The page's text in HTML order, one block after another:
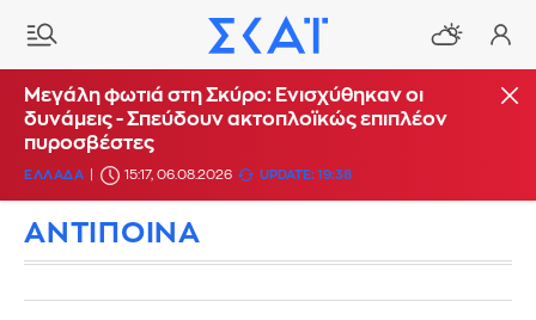
Μεγάλη φωτιά στη Σκύρο: Ενισχύθηκαν οι
δυνάμεις - Σπεύδουν ακτοπλοϊκώς επιπλέον
πυροσβέστες
ΕΛΛΑΔΑ 15:17, 06.08.2026 UPDATE: 19:38
ΑΝΤΙΠΟΙΝΑ